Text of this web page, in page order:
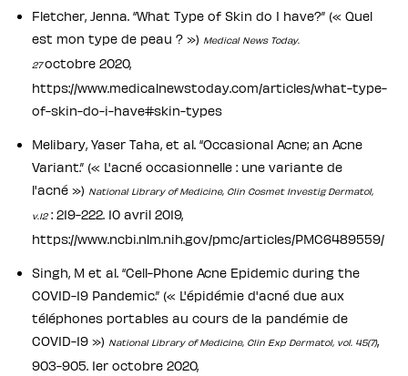
Fletcher, Jenna. “What Type of Skin do I have?” (« Quel
est mon type de peau ? ») Medical News Today.
27octobre 2020,
https://www.medicalnewstoday.com/articles/what-type-
of-skin-do-i-have#skin-types
Melibary, Yaser Taha, et al. “Occasional Acne; an Acne
Variant.” (« L'acné occasionnelle : une variante de
l'acné ») National Library of Medicine, Clin Cosmet Investig Dermatol,
v.12: 219-222. 10 avril 2019,
https://www.ncbi.nlm.nih.gov/pmc/articles/PMC6489559/
Singh, M et al. “Cell-Phone Acne Epidemic during the
COVID-19 Pandemic.” (« L'épidémie d'acné due aux
téléphones portables au cours de la pandémie de
COVID-19 ») National Library of Medicine, Clin Exp Dermatol, vol. 45(7),
903-905. 1er octobre 2020,